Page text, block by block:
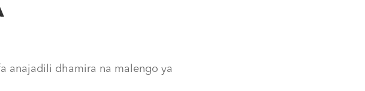
anajadili dhamira na malengo ya